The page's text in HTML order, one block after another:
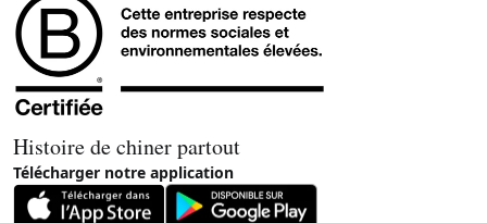
Histoire de chiner partout
Télécharger notre application